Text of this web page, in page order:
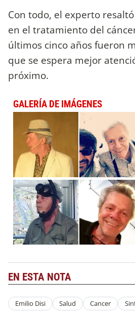
Con todo, el experto
en el tratamiento del
últimos cinco años fueron
que se espera mejor
próximo.
GALERÍA DE IMÁGENES
EN ESTA NOTA
Emilio Disi Salud Cancer